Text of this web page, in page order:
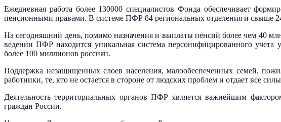
Ежедневная работа более 130000 специалистов Фонда обеспечивает
пенсионными правами. В системе ПФР 84 региональных отделения и свыше
На сегодняшний день, помимо назначения и выплаты пенсий более чем 40
ведении ПФР находится уникальная система персонифицированного учета
более 100 миллионов россиян.
Поддержка незащищенных слоев населения, малообеспеченных семей,
работники, те, кто не остается в стороне от людских проблем и отдает все
Деятельность территориальных органов ПФР является важнейшим
граждан России.